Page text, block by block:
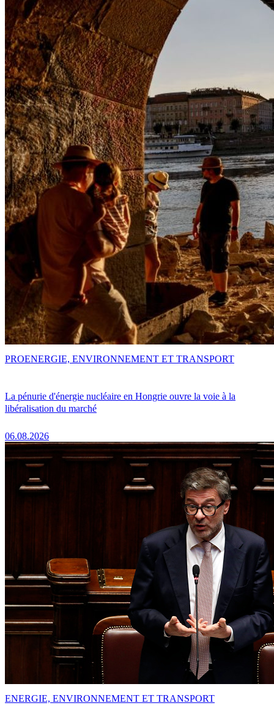
La pénurie d'énergie nucléaire en Hongrie ouvre la voie à la
libéralisation du marché
06.08.2026
PROENERGIE, ENVIRONNEMENT ET TRANSPORT
ENERGIE, ENVIRONNEMENT ET TRANSPORT